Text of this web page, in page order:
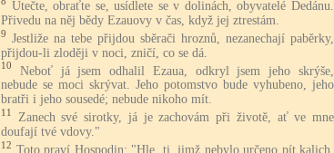
Utečte, obraťte se, usídlete se v dolinách, obyvatelé Dedánu.
Přivedu na něj bědy Ezauovy v čas, když jej ztrestám.
9 Jestliže na tebe přijdou sběrači hroznů, nezanechají paběrky,
přijdou-li zloději v noci, zničí, co se dá.
10
Neboť já jsem odhalil Ezaua, odkryl jsem jeho skrýše,
nebude se moci skrývat. Jeho potomstvo bude vyhubeno, jeho
bratři i jeho sousedé; nebude nikoho mít.
11
Zanech své sirotky, já je zachovám při životě, ať ve mne
doufají tvé vdovy."
12 Toto praví Hospodin: "Hle, ti, jimž nebylo určeno pít kalich,